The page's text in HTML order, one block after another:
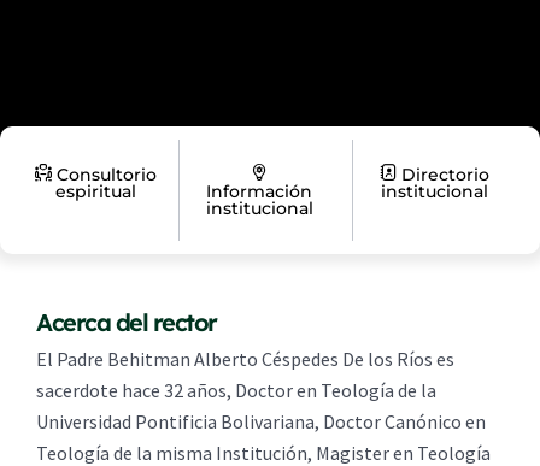
Consultorio
espiritual Información
institucional
Directorio
institucional
Acerca del rector
El Padre Behitman Alberto Céspedes De los Ríos es
sacerdote hace 32 años, Doctor en Teología de la
Universidad Pontificia Bolivariana, Doctor Canónico en
Teología de la misma Institución, Magister en Teología